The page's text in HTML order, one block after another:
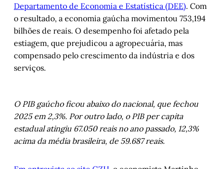
Departamento de Economia e Estatística (DEE). Com
o resultado, a economia gaúcha movimentou 753,194
bilhões de reais. O desempenho foi afetado pela
estiagem, que prejudicou a agropecuária, mas
compensado pelo crescimento da indústria e dos
serviços.
O PIB gaúcho ficou abaixo do nacional, que fechou
2025 em 2,3%. Por outro lado, o PIB per capita
estadual atingiu 67.050 reais no ano passado, 12,3%
acima da média brasileira, de 59.687 reais.